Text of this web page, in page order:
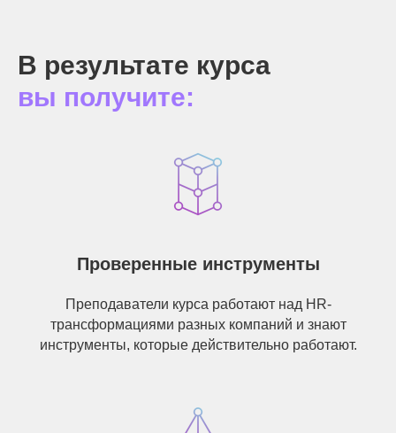
В результате курса
вы получите:
Проверенные инструменты
Преподаватели курса работают над HR-
трансформациями разных компаний и знают
инструменты, которые действительно работают.